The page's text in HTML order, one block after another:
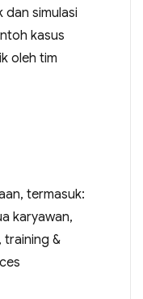
simulasi
kasus
oleh tim
termasuk:
karyawan,
&